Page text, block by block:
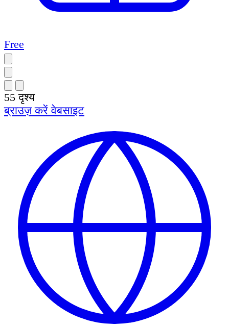
Free
55 दृश्य
ब्राउज़ करें वेबसाइट